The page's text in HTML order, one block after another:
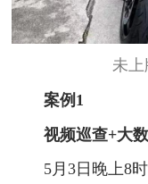
未上
案例1
视频巡查+大
5月3日晚上8